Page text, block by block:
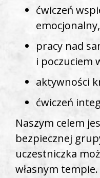
ćwiczeń
emocjonalny,
pracy nad
i poczuciem
aktywności
ćwiczeń
Naszym celem
bezpiecznej
uczestniczka
własnym tempie.